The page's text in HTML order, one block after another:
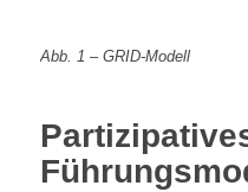
Abb. 1 – GRID-Modell